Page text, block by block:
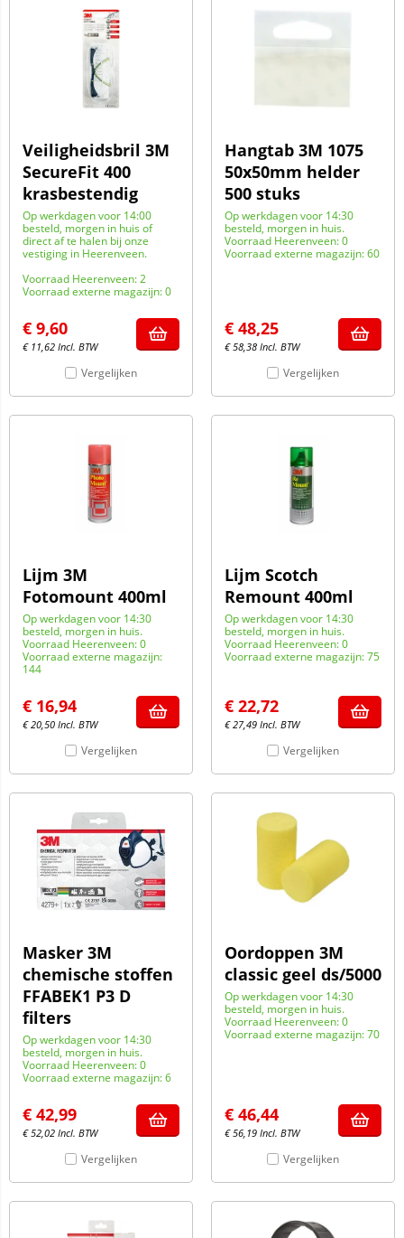
Veiligheidsbril 3M
SecureFit 400
krasbestendig
Op werkdagen voor 14:00
besteld, morgen in huis of
direct af te halen bij onze
vestiging in Heerenveen.
Voorraad Heerenveen: 2
Voorraad externe magazijn: 0
€ 9,60
€ 11,62 Incl. BTW
Vergelijken
Hangtab 3M 1075
50x50mm helder
500 stuks
Op werkdagen voor 14:30
besteld, morgen in huis.
Voorraad Heerenveen: 0
Voorraad externe magazijn: 60
€ 48,25
€58,38 Incl. BTW
Vergelijken
Lijm 3M
Fotomount 400ml
Op werkdagen voor 14:30
besteld, morgen in huis.
Voorraad Heerenveen: 0
Voorraad externe magazijn:
144
€ 16,94
€20,50 Incl. BTW
Vergelijken
Lijm Scotch
Remount 400ml
Op werkdagen voor 14:30
besteld, morgen in huis.
Voorraad Heerenveen: 0
Voorraad externe magazijn: 75
€ 22,72
€27,49 Incl. BTW
Vergelijken
Masker 3M
chemische stoffen
FFABEK1 P3 D
filters
Op werkdagen voor 14:30
besteld, morgen in huis.
Voorraad Heerenveen: 0
Voorraad externe magazijn: 6
€ 42,99
€52,02 Incl. BTW
Vergelijken
Oordoppen 3M
classic geel ds/5000
Op werkdagen voor 14:30
besteld, morgen in huis.
Voorraad Heerenveen: 0
Voorraad externe magazijn: 70
€ 46,44
€56,19 Incl. BTW
Vergelijken